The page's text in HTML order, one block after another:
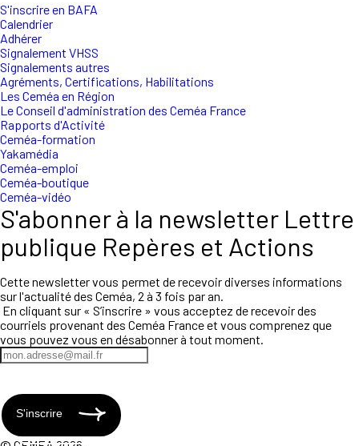
S'inscrire en BAFA
Calendrier
Adhérer
Signalement VHSS
Signalements autres
Agréments, Certifications, Habilitations
Les Ceméa en Région
Le Conseil d'administration des Ceméa France
Rapports d'Activité
Ceméa-formation
Yakamédia
Ceméa-emploi
Ceméa-boutique
Ceméa-vidéo
S'abonner à la newsletter Lettre
publique Repères et Actions
Cette newsletter vous permet de recevoir diverses informations
sur l'actualité des Ceméa, 2 à 3 fois par an.
En cliquant sur « S’inscrire » vous acceptez de recevoir des
courriels provenant des Ceméa France et vous comprenez que
vous pouvez vous en désabonner à tout moment.
S'inscrire